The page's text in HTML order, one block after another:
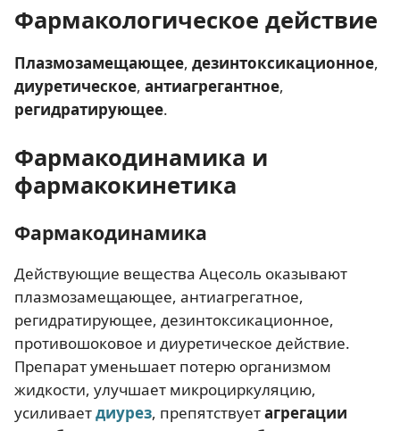
Фармакологическое действие
Плазмозамещающее, дезинтоксикационное,
диуретическое, антиагрегантное,
регидратирующее.
Фармакодинамика и
фармакокинетика
Фармакодинамика
Действующие вещества Ацесоль оказывают
плазмозамещающее, антиагрегатное,
регидратирующее, дезинтоксикационное,
противошоковое и диуретическое действие.
Препарат уменьшает потерю организмом
жидкости, улучшает микроциркуляцию,
усиливаетдиурез, препятствуетагрегации